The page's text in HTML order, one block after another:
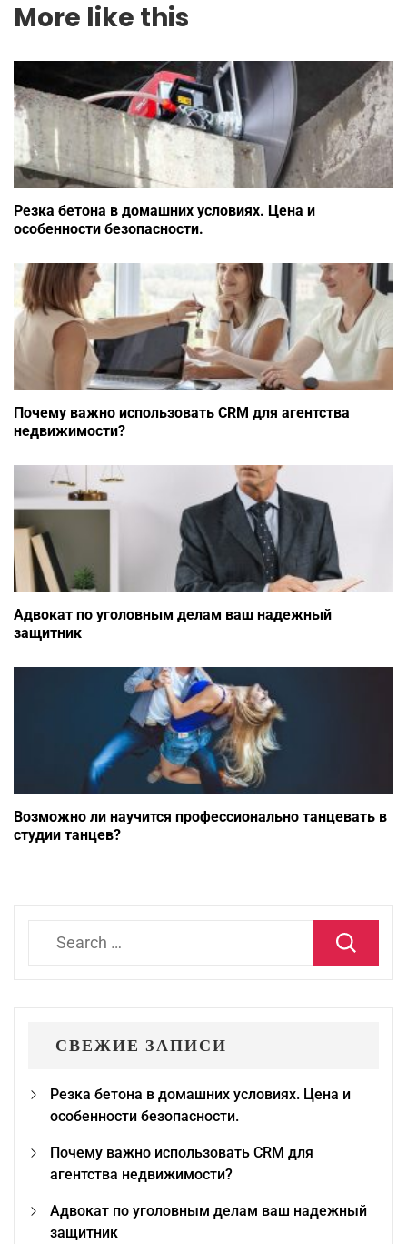
More like this
Резка бетона в домашних условиях. Цена и
особенности безопасности.
Почему важно использовать CRM для агентства
недвижимости?
Адвокат по уголовным делам ваш надежный
защитник
Возможно ли научится профессионально танцевать в
студии танцев?
СВЕЖИЕ ЗАПИСИ
Резка бетона в домашних условиях. Цена и
особенности безопасности.
Почему важно использовать CRM для
агентства недвижимости?
Адвокат по уголовным делам ваш надежный
защитник